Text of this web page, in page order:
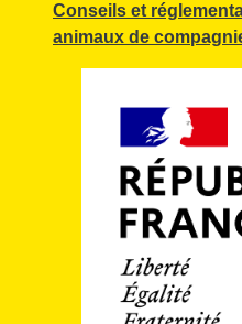
Conseils et
animaux de